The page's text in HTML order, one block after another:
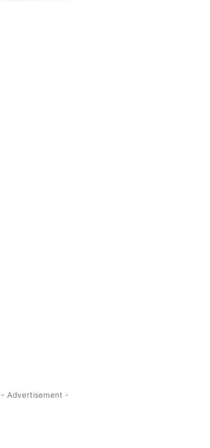
- Advertisement -